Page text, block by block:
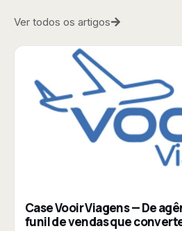
Ver todos os artigos
Case Vooir Viagens — De
funil de vendas que